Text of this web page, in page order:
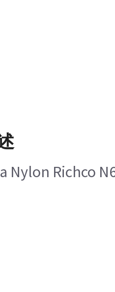
Nylon Richco